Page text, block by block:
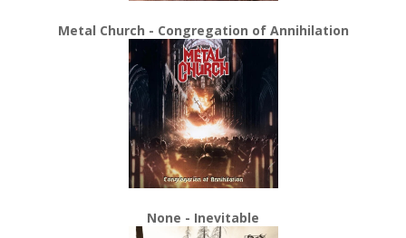
Metal Church - Congregation of Annihilation
None - Inevitable